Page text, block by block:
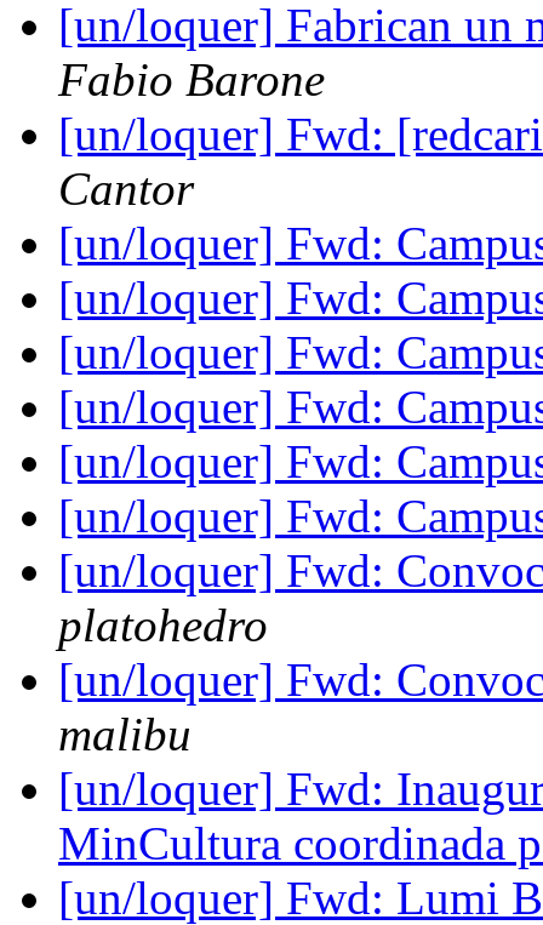
[un/loquer] Fabrican un
Fabio Barone
[un/loquer] Fwd:
Cantor
[un/loquer] Fwd:
[un/loquer] Fwd:
[un/loquer] Fwd:
[un/loquer] Fwd:
[un/loquer] Fwd:
[un/loquer] Fwd:
[un/loquer] Fwd:
platohedro
[un/loquer] Fwd:
malibu
[un/loquer] Fwd:
MinCultura coordinada
[un/loquer] Fwd: Lumi